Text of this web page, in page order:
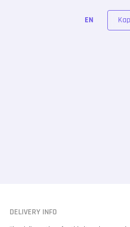
EN
DELIVERY INFO